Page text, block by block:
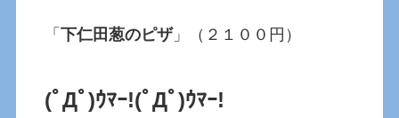
「下仁田葱のピザ」（２１００円）
(ﾟДﾟ)ｳﾏｰ!(ﾟДﾟ)ｳﾏｰ!